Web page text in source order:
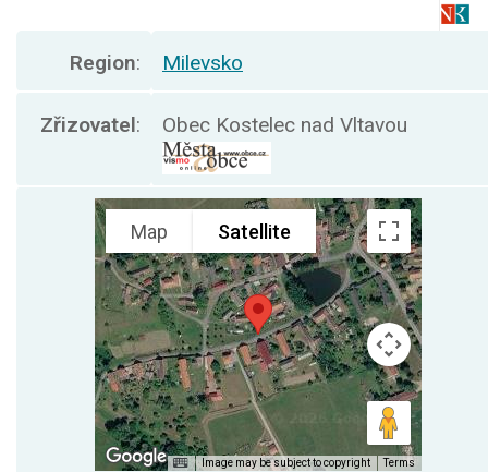
Region: Milevsko
Zřizovatel: Obec Kostelec nad Vltavou